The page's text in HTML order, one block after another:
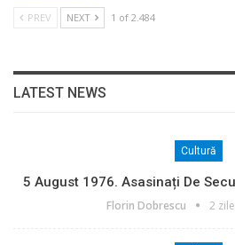
PREV NEXT 1 of 2.484
LATEST NEWS
Cultură
5 August 1976. Asasinați De
Florin Dobrescu 2